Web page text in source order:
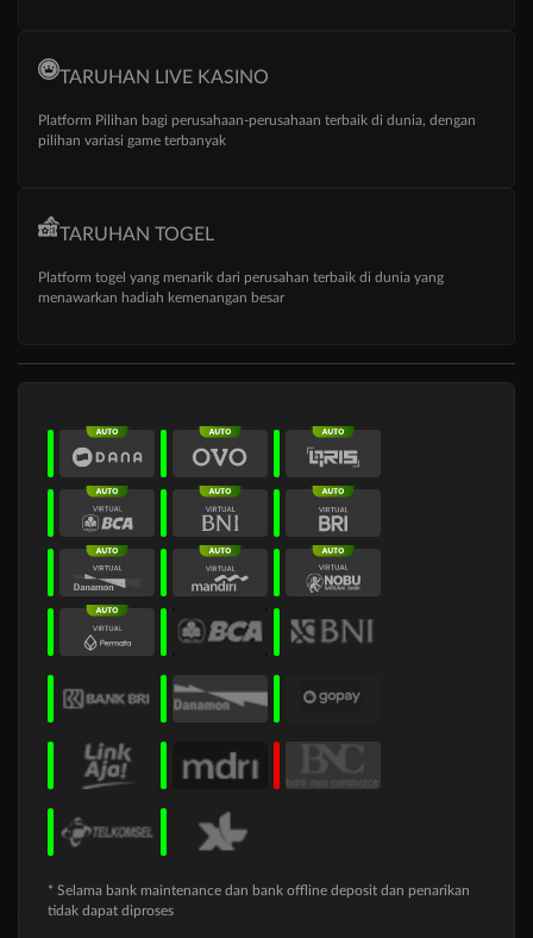
TARUHAN LIVE KASINO
Platform Pilihan bagi perusahaan-perusahaan terbaik di dunia, dengan
pilihan variasi game terbanyak
TARUHAN TOGEL
Platform togel yang menarik dari perusahan terbaik di dunia yang
menawarkan hadiah kemenangan besar
* Selama bank maintenance dan bank offline deposit dan penarikan
tidak dapat diproses